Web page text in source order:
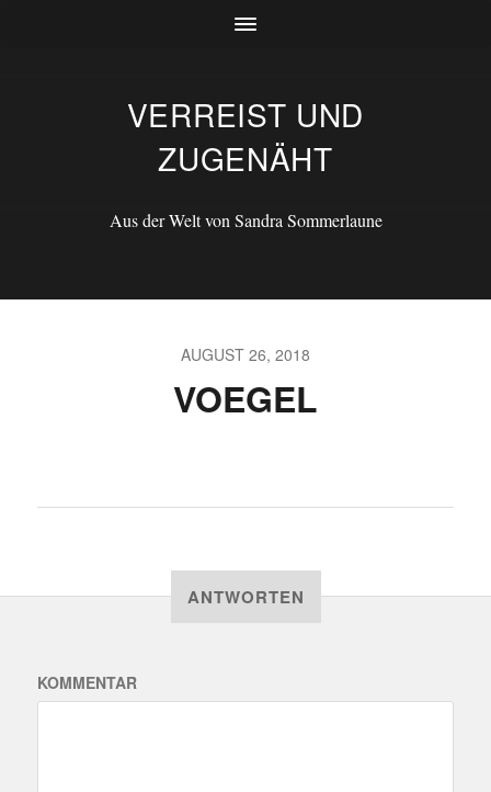
VERREIST UND
ZUGENÄHT
Aus der Welt von Sandra Sommerlaune
AUGUST 26, 2018
VOEGEL
ANTWORTEN
KOMMENTAR